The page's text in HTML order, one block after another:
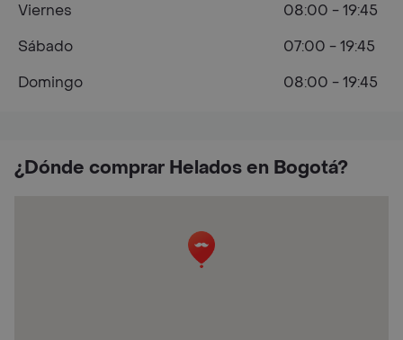
¿Dónde comprar Helados en Bogotá?
Viernes
08:00 - 19:45
Sábado
07:00 - 19:45
Domingo
08:00 - 19:45